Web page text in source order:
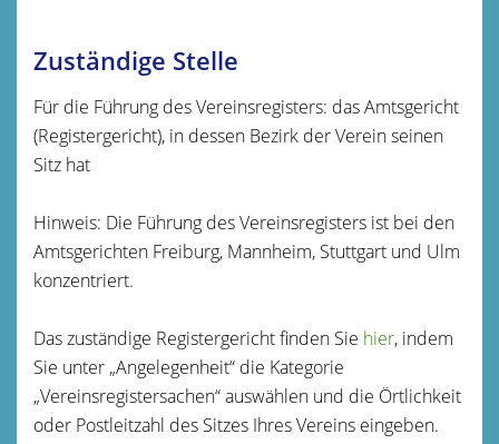
Zuständige Stelle
Für die Führung des Vereinsregisters: das Amtsgericht
(Registergericht), in dessen Bezirk der Verein seinen
Sitz hat
Hinweis: Die Führung des Vereinsregisters ist bei den
Amtsgerichten Freiburg, Mannheim, Stuttgart und Ulm
konzentriert.
Das zuständige Registergericht finden Sie hier, indem
Sie unter „Angelegenheit“ die Kategorie
„Vereinsregistersachen“ auswählen und die Örtlichkeit
oder Postleitzahl des Sitzes Ihres Vereins eingeben.